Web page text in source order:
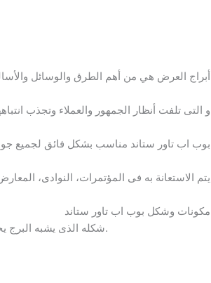
أبراج العرض هي من أهم الطرق والوسائل
و التى تلفت أنظار الجمهور والعملاء وتجذب
بوب اب تاور ستاند مناسب بشكل فائق لجميع
يتم الاستعانة به فى المؤتمرات، النوادى،
مكونات وشكل بوب اب تاور ستاند
شكله الذى يشبه البرج يجعله مميز ذو مظهر جميل وهذا ايضا يمكننا من عرض الشعارات او الخدمات او البيانات بجميع الزوايا والاتجاهات.